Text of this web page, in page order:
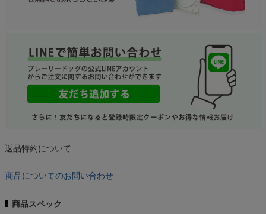
返品特約について
商品についてのお問い合わせ
商品スペック